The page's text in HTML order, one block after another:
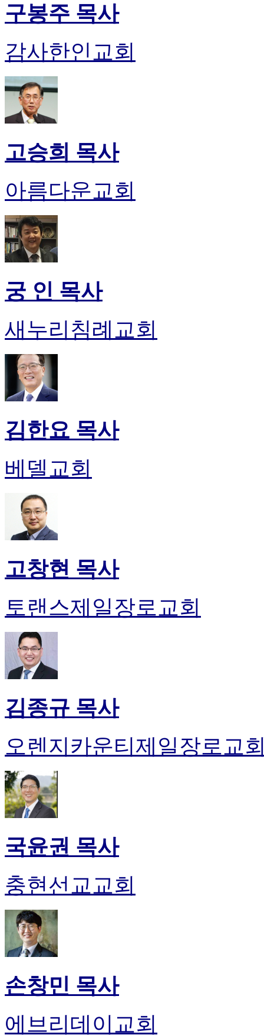
구봉주 목사
감사한인교회
고승희 목사
아름다운교회
궁 인 목사
새누리침례교회
김한요 목사
베델교회
고창현 목사
토랜스제일장로교회
김종규 목사
오렌지카운티제일장로교
국윤권 목사
충현선교교회
손창민 목사
에브리데이교회